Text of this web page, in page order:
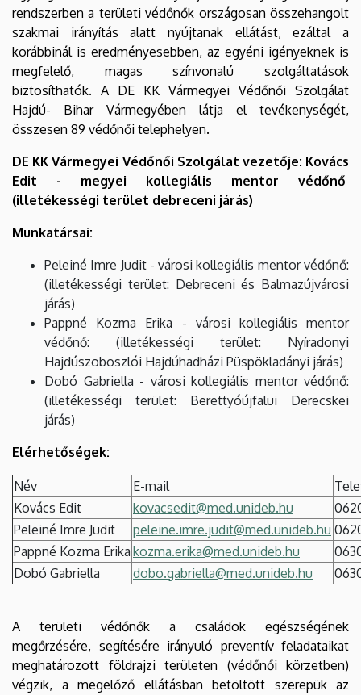
rendszerben a területi védőnők országosan összehangolt
szakmai irányítás alatt nyújtanak ellátást, ezáltal a
korábbinál is eredményesebben, az egyéni igényeknek is
megfelelő, magas színvonalú szolgáltatások
biztosíthatók. A DE KK Vármegyei Védőnői Szolgálat
Hajdú- Bihar Vármegyében látja el tevékenységét,
összesen 89 védőnői telephelyen.
DE KK Vármegyei Védőnői Szolgálat vezetője: Kovács
Edit - megyei kollegiális mentor védőnő
(illetékességi terület debreceni járás)
Munkatársai:
Peleiné Imre Judit - városi kollegiális mentor védőnő:
(illetékességi terület: Debreceni és Balmazújvárosi
járás)
Pappné Kozma Erika - városi kollegiális mentor
védőnő: (illetékességi terület: Nyíradonyi
Hajdúszoboszlói Hajdúhadházi Püspökladányi járás)
Dobó Gabriella - városi kollegiális mentor védőnő:
(illetékességi terület: Berettyóújfalui Derecskei
járás)
Elérhetőségek:
Név E-mail
Kovács Edit
kovacsedit@med.unideb.hu
Peleiné Imre Judit
peleine.imre.judit@med.unideb.hu
Pappné Kozma Erika kozma.erika@med.unideb.hu
Dobó Gabriella
dobo.gabriella@med.unideb.hu
A területi védőnők a családok egészségének
megőrzésére, segítésére irányuló preventív feladataikat
meghatározott földrajzi területen (védőnői körzetben)
végzik, a megelőző ellátásban betöltött szerepük az